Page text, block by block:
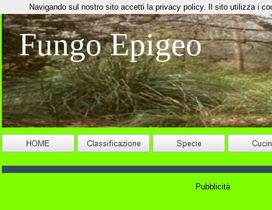
Fungo Epigeo
Pubblicità
Navigando sul nostro sito accetti la privacy policy. Il sito utilizza i